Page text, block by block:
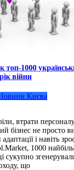
топ-1000
війни
Києва
втрати
бізнес не просто
і навіть
1000
сукупно
що